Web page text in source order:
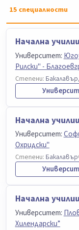
15 специалности
Начална
Университет:
Рилски" -
Степени:
Начална
Университет:
Охридски"
Степени: Бакалавър
Начална
Университет:
Хилендарски”